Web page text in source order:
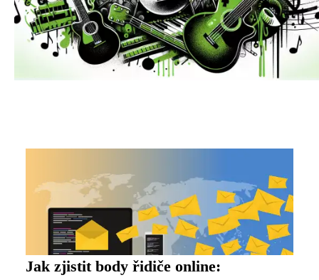
Jak zjistit body řidiče online: